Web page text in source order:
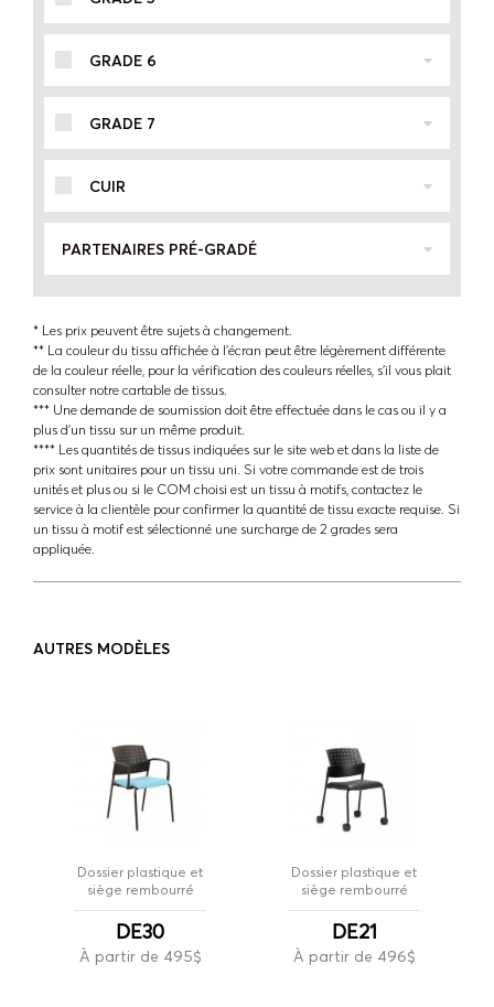
GRADE 6
GRADE 7
CUIR
PARTENAIRES PRÉ-GRADÉ
* Les prix peuvent être sujets à changement.
** La couleur du tissu affichée à l'écran peut être légèrement différente
de la couleur réelle, pour la vérification des couleurs réelles, s'il vous plait
consulter notre cartable de tissus.
*** Une demande de soumission doit être effectuée dans le cas ou il y a
plus d'un tissu sur un même produit.
**** Les quantités de tissus indiquées sur le site web et dans la liste de
prix sont unitaires pour un tissu uni. Si votre commande est de trois
unités et plus ou si le COM choisi est un tissu à motifs, contactez le
service à la clientèle pour confirmer la quantité de tissu exacte requise. Si
un tissu à motif est sélectionné une surcharge de 2 grades sera
appliquée.
AUTRES MODÈLES
Dossier plastique et
siège rembourré
DE30
À partir de 495$
Dossier plastique et
siège rembourré
DE21
À partir de 496$